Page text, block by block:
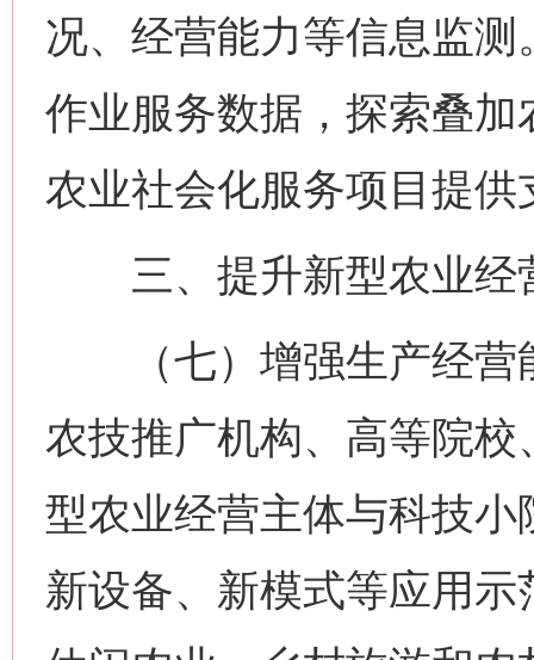
况、经营能力等信息监
作业服务数据，探索叠
农业社会化服务项目提供
三、提升新型农业经
（七）增强生产经营
农技推广机构、高等院
型农业经营主体与科技
新设备、新模式等应用